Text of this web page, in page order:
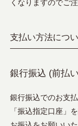
くなりますのでご
支払い方法につ
銀行振込 (前払
銀行振込でのお支
「振込指定口座」